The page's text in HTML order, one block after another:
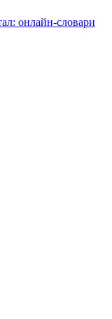
онлайн-словари